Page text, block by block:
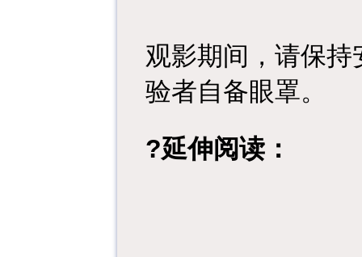
观影期间，请保
验者自备眼罩。
?延伸阅读：